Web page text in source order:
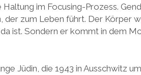
Haltung im Focusing-Prozess.
der zum Leben führt. Der Körper
ist. Sondern er kommt in dem
Jüdin, die 1943 in Ausschwitz